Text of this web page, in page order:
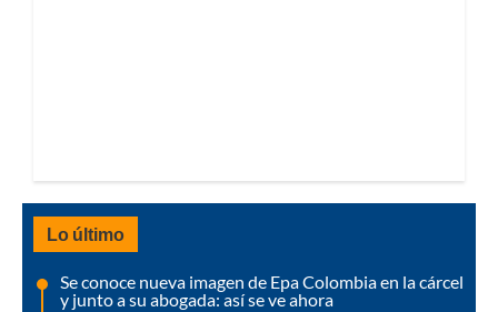
Lo último
Se conoce nueva imagen de Epa Colombia en la cárcel
y junto a su abogada: así se ve ahora